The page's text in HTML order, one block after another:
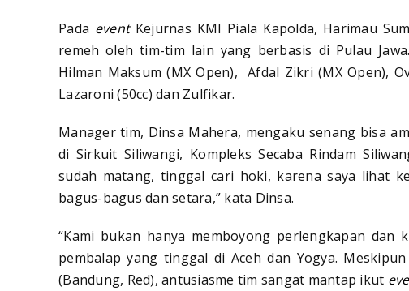
Pada eventKejurnas KMI Piala Kapolda, Harimau
remeh oleh tim-tim lain yang berbasis di Pulau
Hilman Maksum (MX Open), Afdal Zikri (MX Open),
Lazaroni (50cc) dan Zulfikar.
Manager tim, Dinsa Mahera, mengaku senang bisa
di Sirkuit Siliwangi, Kompleks Secaba Rindam
sudah matang, tinggal cari hoki, karena saya lihat
bagus-bagus dan setara,” kata Dinsa.
“Kami bukan hanya memboyong perlengkapan
pembalap yang tinggal di Aceh dan Yogya.
(Bandung, Red), antusiasme tim sangat mantap ikut